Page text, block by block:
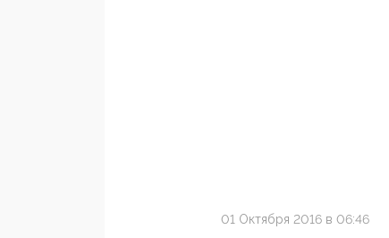
01 Октября 2016 в 06:46